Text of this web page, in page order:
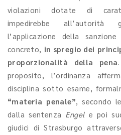
violazioni dotate di
impedirebbe all’autorità
l’applicazione della
concreto, in spregio dei
proporzionalità della pena
proposito, l’ordinanza
disciplina sotto esame,
“materia penale”, secondo
dalla sentenza Engele poi
giudici di Strasburgo